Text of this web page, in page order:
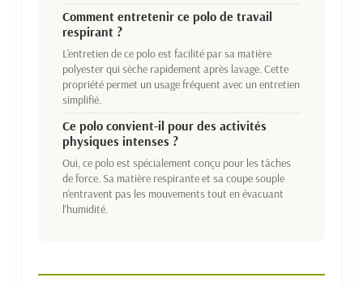
Comment entretenir ce polo de travail
respirant ?
L'entretien de ce polo est facilité par sa matière
polyester qui sèche rapidement après lavage. Cette
propriété permet un usage fréquent avec un entretien
simplifié.
Ce polo convient-il pour des activités
physiques intenses ?
Oui, ce polo est spécialement conçu pour les tâches
de force. Sa matière respirante et sa coupe souple
n'entravent pas les mouvements tout en évacuant
l'humidité.